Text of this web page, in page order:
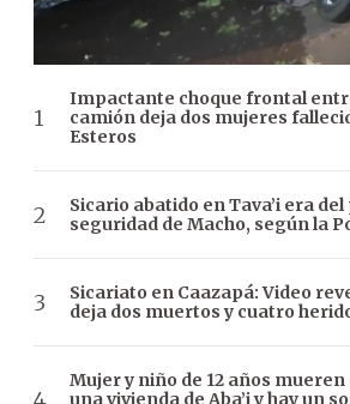
Impactante choque frontal
camión deja dos mujeres
Esteros
Sicario abatido en Tava’i era
seguridad de Macho, según la
Sicariato en Caazapá: Video
deja dos muertos y cuatro
Mujer y niño de 12 años
una vivienda de Aba’i y hay un